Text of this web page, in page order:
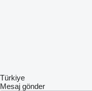
Türkiye
Mesaj gönder